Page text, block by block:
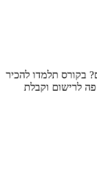
בקורס תלמדו להכיר
לרישום וקבלת